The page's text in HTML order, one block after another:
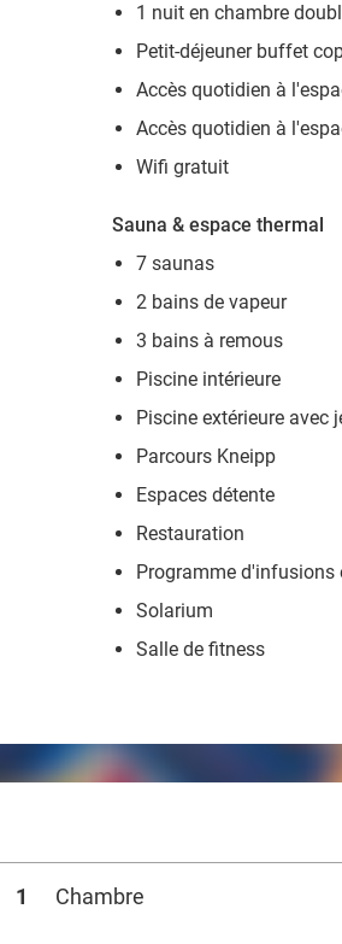
1 nuit en chambre
Petit-déjeuner buffet
Accès quotidien à
Accès quotidien à
Wifi gratuit
Sauna & espace thermal
7 saunas
2 bains de vapeur
3 bains à remous
Piscine intérieure
Piscine extérieure avec
Parcours Kneipp
Espaces détente
Restauration
Programme d'infusions
Solarium
Salle de fitness
1 Chambre